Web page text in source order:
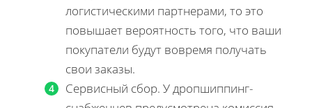
логистическими партнерами, то это
повышает вероятность того, что ваши
покупатели будут вовремя получать
свои заказы.
Сервисный сбор. У дропшиппинг-